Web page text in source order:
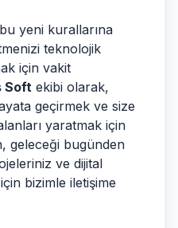
yeni kurallarına
teknolojik
için vakit
Soft ekibi olarak,
geçirmek ve size
yaratmak için
geleceği bugünden
ve dijital
bizimle iletişime